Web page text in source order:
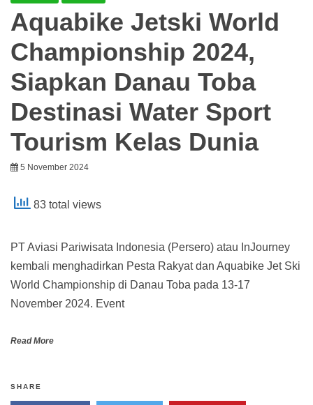
Aquabike Jetski World
Championship 2024,
Siapkan Danau Toba
Destinasi Water Sport
Tourism Kelas Dunia
5 November 2024
83 total views
PT Aviasi Pariwisata Indonesia (Persero) atau InJourney
kembali menghadirkan Pesta Rakyat dan Aquabike Jet Ski
World Championship di Danau Toba pada 13-17
November 2024. Event
Read More
SHARE